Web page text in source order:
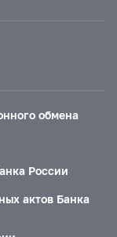
обмена
России
актов Банка